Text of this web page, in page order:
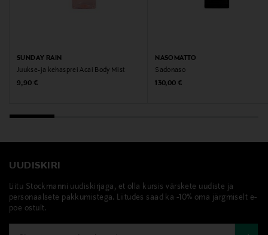
SUNDAY RAIN
Juukse-ja kehasprei Acai Body Mist
Original Price
9,90 €
NASOMATTO
Sadonaso
Original Price
130,00 €
UUDISKIRI
Liitu Stockmanni uudiskirjaga, et olla kursis värskete uudiste ja
personaalsete pakkumistega. Liitudes saad ka -10% oma järgmiselt e-
poe ostult.